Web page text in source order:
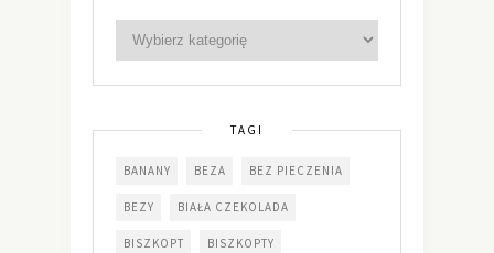
TAGI
BANANY BEZA BEZ PIECZENIA
BEZY BIAŁA CZEKOLADA
BISZKOPT BISZKOPTY